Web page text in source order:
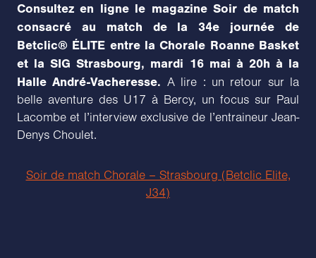
Consultez en ligne le magazine Soir de match
consacré au match de la 34e journée de
Betclic® ÉLITE entre la Chorale Roanne Basket
et la SIG Strasbourg, mardi 16 mai à 20h à la
Halle André-Vacheresse. A lire : un retour sur la
belle aventure des U17 à Bercy, un focus sur Paul
Lacombe et l’interview exclusive de l’entraineur Jean-
Denys Choulet.
Soir de match Chorale – Strasbourg (Betclic Elite,
J34)